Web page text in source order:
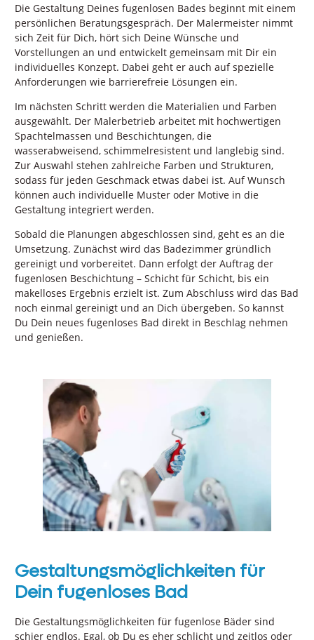
Die Gestaltung Deines fugenlosen Bades beginnt mit einem
persönlichen Beratungsgespräch. Der Malermeister nimmt
sich Zeit für Dich, hört sich Deine Wünsche und
Vorstellungen an und entwickelt gemeinsam mit Dir ein
individuelles Konzept. Dabei geht er auch auf spezielle
Anforderungen wie barrierefreie Lösungen ein.
Im nächsten Schritt werden die Materialien und Farben
ausgewählt. Der Malerbetrieb arbeitet mit hochwertigen
Spachtelmassen und Beschichtungen, die
wasserabweisend, schimmelresistent und langlebig sind.
Zur Auswahl stehen zahlreiche Farben und Strukturen,
sodass für jeden Geschmack etwas dabei ist. Auf Wunsch
können auch individuelle Muster oder Motive in die
Gestaltung integriert werden.
Sobald die Planungen abgeschlossen sind, geht es an die
Umsetzung. Zunächst wird das Badezimmer gründlich
gereinigt und vorbereitet. Dann erfolgt der Auftrag der
fugenlosen Beschichtung – Schicht für Schicht, bis ein
makelloses Ergebnis erzielt ist. Zum Abschluss wird das Bad
noch einmal gereinigt und an Dich übergeben. So kannst
Du Dein neues fugenloses Bad direkt in Beschlag nehmen
und genießen.
Gestaltungsmöglichkeiten für
Dein fugenloses Bad
Die Gestaltungsmöglichkeiten für fugenlose Bäder sind
schier endlos. Egal, ob Du es eher schlicht und zeitlos oder